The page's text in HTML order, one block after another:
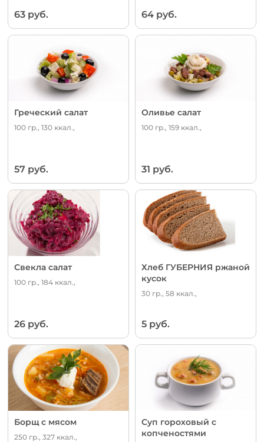
63 руб. 64 руб.
Греческий салат
100 гр., 130 ккал.,
57 руб.
Оливье салат
100 гр., 159 ккал.,
31 руб.
Свекла салат
100 гр., 184 ккал.,
26 руб.
Хлеб ГУБЕРНИЯ ржаной
кусок
30 гр., 58 ккал.,
5 руб.
Борщ с мясом
250 гр., 327 ккал.,
Суп гороховый с
копченостями